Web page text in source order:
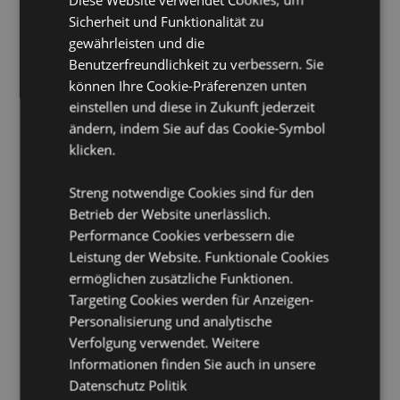
Åland-Inseln, Albanien, Andorra,
Österreich, Aserbaidschan, Azoren (Portugal),
Balearen (Spanien), Weißrussland, Belgien, Bermuda,
Bosnien und Herzegowina, Bulgarien, Kanarische
Inseln (Spanien), Ceuta und Melilla, Chile, Korsika
(Frankreich), Kroatien, Zypern, Tschechische Republik,
Dänemark, Estland, Finnland (Festland), Frankreich
(Festland), Französisch-Guayana, Georgien,
Deutschland, Gibraltar, Griechenland, Guadeloupe,
Königreich), Italien (Festland), Jersey (Kanalinseln),
Kosovo, Lettland, Liechtenstein, Litauen, Luxemburg,
Nordmazedonien, Madeira (Portugal), Malta,
Martinique, Mayotte, Moldawien, Montenegro,
Niederlande, Norwegen, Polen, Portugal (Festland),
Réunion, Rumänien, Russland, Saint-Martin
(französischer Teil), Serbien, Sizilien (Italien), Slowakei,
Slowenien, Spanien (Festland), Schweden, Schweiz,
Türkei, Ukraine, Vereinigtes Königreich (Festland),
Vereinigtes Königreich (Nordirland, Highlands und
Inseln)
Sicherheit und Funktionalität zu
gewährleisten und die
Benutzerfreundlichkeit zu verbessern. Sie
können Ihre Cookie-Präferenzen unten
einstellen und diese in Zukunft jederzeit
ändern, indem Sie auf das Cookie-Symbol
klicken.
Streng notwendige Cookies sind für den
Betrieb der Website unerlässlich.
Performance Cookies verbessern die
Leistung der Website. Funktionale Cookies
ermöglichen zusätzliche Funktionen.
Targeting Cookies werden für Anzeigen-
Personalisierung und analytische
Verfolgung verwendet. Weitere
Informationen finden Sie auch in unsere
Datenschutz Politik